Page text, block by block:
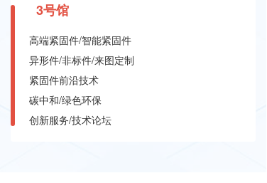
3号馆
高端紧固件/智能紧固件
异形件/非标件/来图定制
紧固件前沿技术
碳中和/绿色环保
创新服务/技术论坛